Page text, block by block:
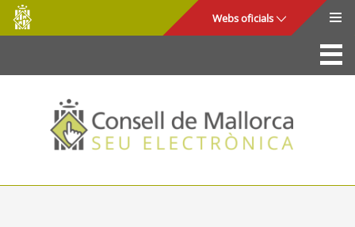
Salta al contingut principal
Consell
de
Mallorca
Webs oficials
La Seu
Consell de Mallorca
Accés i seguretat
Utilitats